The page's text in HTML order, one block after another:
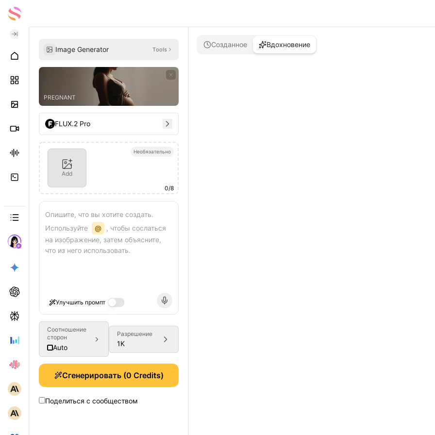
Image Generator Tools
PREGNANT
FLUX.2 Pro
Необязательно
Add
0/8
Опишите, что вы хотите создать.
Используйте
@
, чтобы сослаться
на изображение, затем объясните,
что из него использовать.
Улучшить промпт
Соотношение
сторон
Auto
Разрешение
1K
Сгенерировать(0 Credits)
Поделиться с сообществом
Созданное Вдохновение